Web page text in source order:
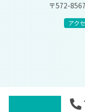
〒572-
アク